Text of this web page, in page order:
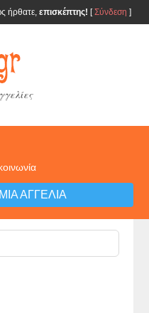
ήρθατε, επισκέπτης! [Σύνδεση ]
ΑΓΓΕΛΊΑ